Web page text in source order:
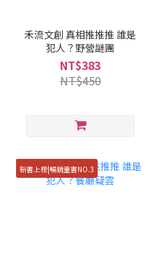
禾流文創 真相推推推 誰是
犯人？野營謎團
NT$383
NT$450
新書上榜|暢銷童書NO.3